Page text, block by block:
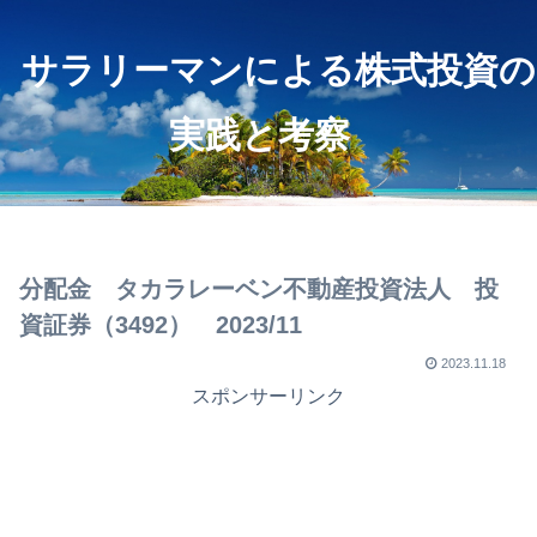
サラリーマンによる株式投資の
実践と考察
分配金 タカラレーベン不動産投資法人 投
資証券（3492） 2023/11
2023.11.18
スポンサーリンク